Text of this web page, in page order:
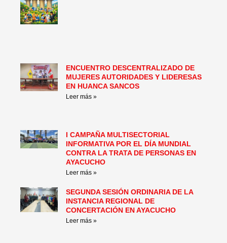
ENCUENTRO DESCENTRALIZADO DE
MUJERES AUTORIDADES Y LIDERESAS
EN HUANCA SANCOS
Leer más »
I CAMPAÑA MULTISECTORIAL
INFORMATIVA POR EL DÍA MUNDIAL
CONTRA LA TRATA DE PERSONAS EN
AYACUCHO
Leer más »
SEGUNDA SESIÓN ORDINARIA DE LA
INSTANCIA REGIONAL DE
CONCERTACIÓN EN AYACUCHO
Leer más »